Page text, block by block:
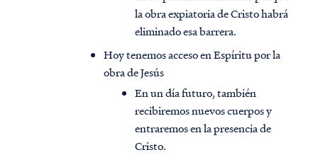
la obra expiatoria de Cristo habrá
eliminado esa barrera.
Hoy tenemos acceso en Espíritu por la
obra de Jesús
En un día futuro, también
recibiremos nuevos cuerpos y
entraremos en la presencia de
Cristo.